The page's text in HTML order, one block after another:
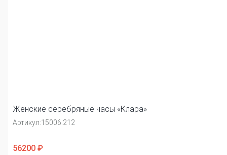
Женские серебряные часы «Клара»
Артикул:15006.212
56200 ₽